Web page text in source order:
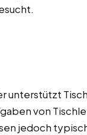
unterstützt
von
jedoch